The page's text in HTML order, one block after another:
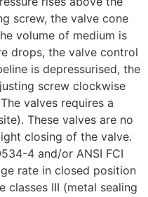
screw, the valve cone
volume of medium is
drops, the valve control
is depressurised, the
screw clockwise
valves requires a
These valves are no
closing of the valve.
4 and/or ANSI FCI
rate in closed position
classes III (metal sealing